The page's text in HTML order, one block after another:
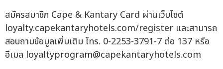
สมัครสมาชิก Cape & Kantary Card ผ่านเว็บไซต์
loyalty.capekantaryhotels.com/register และสามารถ
สอบถามข้อมูลเพิ่มเติม โทร. 0-2253-3791-7 ต่อ 137 หรือ
อีเมล loyaltyprogram@capekantaryhotels.com